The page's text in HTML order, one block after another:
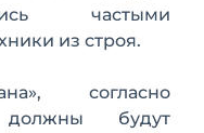
частыми
из строя.
согласно
должны будут